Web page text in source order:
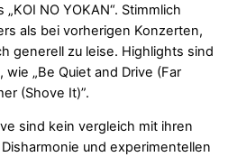
NO YOKAN“. Stimmlich
als bei vorherigen Konzerten,
generell zu leise. Highlights sind
„Be Quiet and Drive (Far
(Shove It)”.
sind kein vergleich mit ihren
und experimentellen